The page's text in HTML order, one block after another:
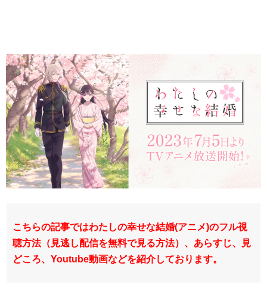
こちらの記事ではわたしの幸せな結婚(アニメ)のフル視
聴方法（見逃し配信を無料で見る方法）、あらすじ、見
どころ、Youtube動画などを紹介しております。